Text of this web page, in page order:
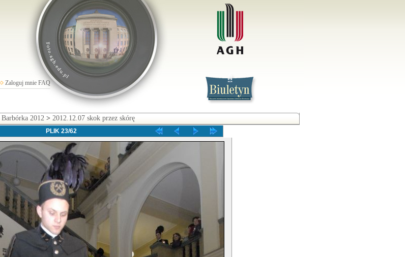
Zaloguj mnie FAQ
Barbórka 2012> 2012.12.07 skok przez skórę
PLIK 23/62